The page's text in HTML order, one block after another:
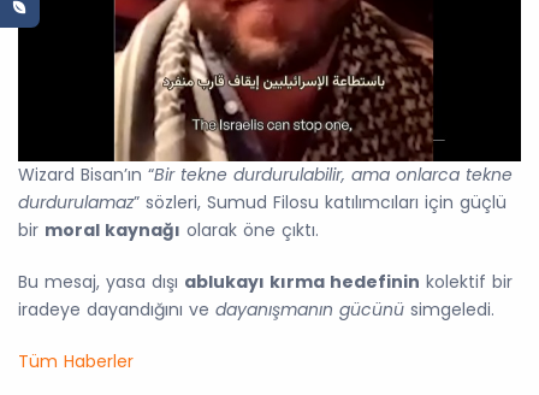
Wizard Bisan’ın “Bir tekne durdurulabilir, ama onlarca tekne
durdurulamaz” sözleri, Sumud Filosu katılımcıları için güçlü
bir moral kaynağı olarak öne çıktı.
Bu mesaj, yasa dışı ablukayı kırma hedefinin kolektif bir
iradeye dayandığını ve dayanışmanın gücünü simgeledi.
Tüm Haberler